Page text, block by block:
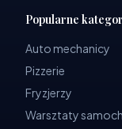
Popularne
Auto mechanicy
Pizzerie
Fryzjerzy
Warsztaty